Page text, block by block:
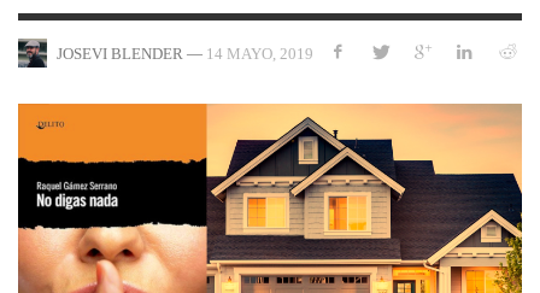
JOSEVI BLENDER — 14 MAYO, 2019